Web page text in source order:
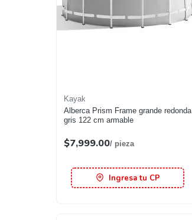
Kayak
Alberca Prism Frame grande redonda
gris 122 cm armable
$7,999.00/ pieza
Ingresa tu CP